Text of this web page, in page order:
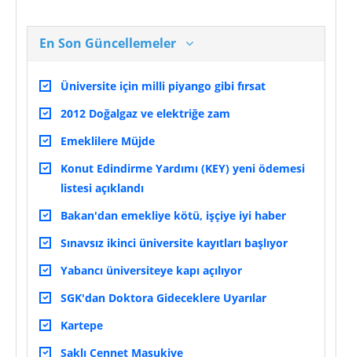
En Son Güncellemeler
Üniversite için milli piyango gibi fırsat
2012 Doğalgaz ve elektriğe zam
Emeklilere Müjde
Konut Edindirme Yardımı (KEY) yeni ödemesi
listesi açıklandı
Bakan'dan emekliye kötü, işçiye iyi haber
Sınavsız ikinci üniversite kayıtları başlıyor
Yabancı üniversiteye kapı açılıyor
SGK'dan Doktora Gideceklere Uyarılar
Kartepe
Saklı Cennet Maşukiye